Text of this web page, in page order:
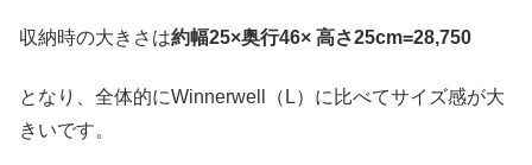
収納時の大きさは約幅25×奥行46× 高さ25cm=28,750
となり、全体的にWinnerwell（L）に比べてサイズ感が大
きいです。